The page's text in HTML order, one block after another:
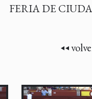
FERIA DE